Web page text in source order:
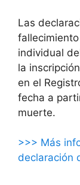
Las
individual
la
en el
fecha a
muerte.
>>> Más
declaración